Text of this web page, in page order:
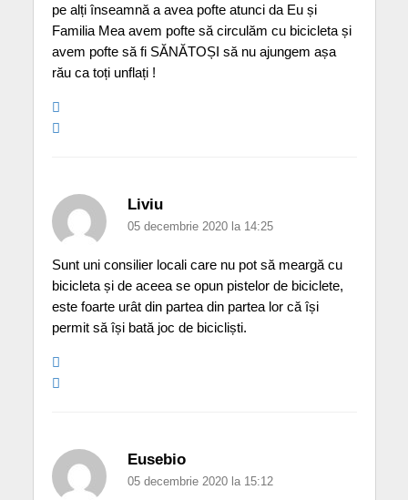
pe alți înseamnă a avea pofte atunci da Eu și
Familia Mea avem pofte să circulăm cu bicicleta și
avem pofte să fi SĂNĂTOȘI să nu ajungem așa
rău ca toți unflați !
Liviu
05 decembrie 2020 la 14:25
Sunt uni consilier locali care nu pot să meargă cu
bicicleta și de aceea se opun pistelor de biciclete,
este foarte urât din partea din partea lor că își
permit să își bată joc de bicicliști.
Eusebio
05 decembrie 2020 la 15:12